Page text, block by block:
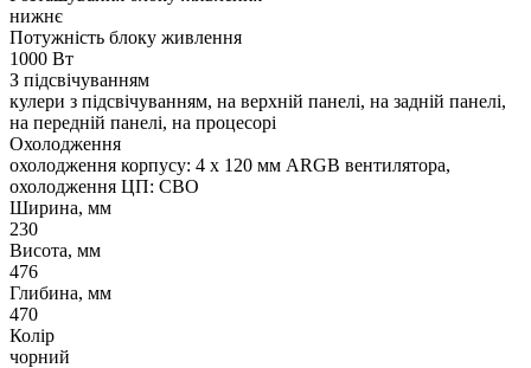
нижнє
Потужність блоку живлення
1000 Вт
З підсвічуванням
кулери з підсвічуванням, на верхній панелі, на задній панелі,
на передній панелі, на процесорі
Охолодження
охолодження корпусу: 4 x 120 мм ARGB вентилятора,
охолодження ЦП: СВО
Ширина, мм
230
Висота, мм
476
Глибина, мм
470
Колір
чорний